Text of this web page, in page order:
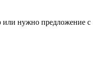
или нужно предложение с